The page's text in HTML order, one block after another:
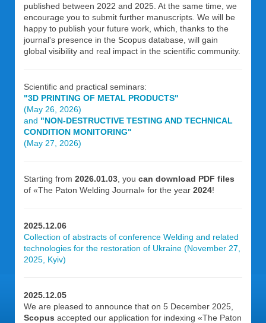
published between 2022 and 2025. At the same time, we
encourage you to submit further manuscripts. We will be
happy to publish your future work, which, thanks to the
journal's presence in the Scopus database, will gain
global visibility and real impact in the scientific community.
Scientific and practical seminars:
"3D PRINTING OF METAL PRODUCTS"
(May 26, 2026)
and "NON-DESTRUCTIVE TESTING AND TECHNICAL
CONDITION MONITORING"
(May 27, 2026)
Starting from 2026.01.03 , you can download PDF files
of «The Paton Welding Journal» for the year 2024!
2025.12.06
Collection of abstracts of conference Welding and related
technologies for the restoration of Ukraine (November 27,
2025, Kyiv)
2025.12.05
We are pleased to announce that on 5 December 2025,
Scopus accepted our application for indexing «The Paton